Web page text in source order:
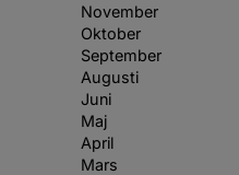
November
Oktober
September
Augusti
Juni
Maj
April
Mars